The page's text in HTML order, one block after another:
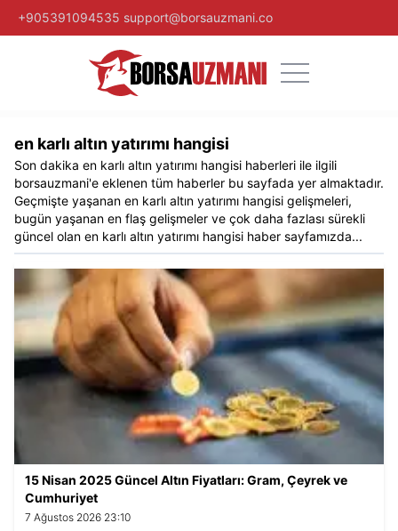
+905391094535 support@borsauzmani.co
en karlı altın yatırımı hangisi
Son dakika en karlı altın yatırımı hangisi haberleri ile ilgili
borsauzmani'e eklenen tüm haberler bu sayfada yer almaktadır.
Geçmişte yaşanan en karlı altın yatırımı hangisi gelişmeleri,
bugün yaşanan en flaş gelişmeler ve çok daha fazlası sürekli
güncel olan en karlı altın yatırımı hangisi haber sayfamızda...
15 Nisan 2025 Güncel Altın Fiyatları: Gram, Çeyrek ve
Cumhuriyet
7 Ağustos 2026 23:10